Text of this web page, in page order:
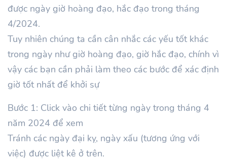
được ngày giờ hoàng đạo, hắc đạo trong tháng
4/2024.
Tuy nhiên chúng ta cần cân nhắc các yếu tốt khác
trong ngày như giờ hoàng đạo, giờ hắc đạo, chính vì
vậy các bạn cần phải làm theo các bước để xác định
giờ tốt nhất để khởi sự
Bước 1: Click vào chi tiết từng ngày trong tháng 4
năm 2024 để xem
Tránh các ngày đại kỵ, ngày xấu (tương ứng với
việc) được liệt kê ở trên.